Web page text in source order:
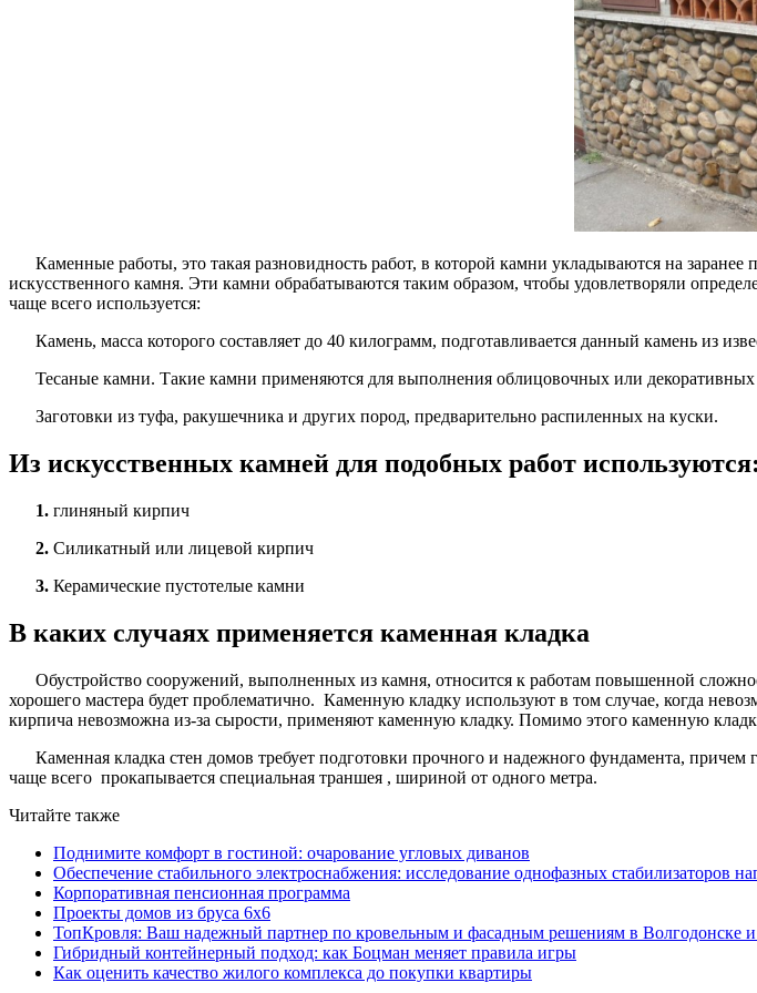
Каменные работы, это такая разновидность работ, в которой камни укладываются на
искусственного камня. Эти камни обрабатываются таким образом, чтобы удовлетворяли
чаще всего используется:
Камень, масса которого составляет до 40 килограмм, подготавливается данный камень из
Тесаные камни. Такие камни применяются для выполнения облицовочных или декоративных
Заготовки из туфа, ракушечника и других пород, предварительно распиленных на куски.
Из искусственных камней для подобных работ используются:
1. глиняный кирпич
2. Силикатный или лицевой кирпич
3. Керамические пустотелые камни
В каких случаях применяется каменная кладка
Обустройство сооружений, выполненных из камня, относится к работам повышенной
хорошего мастера будет проблематично. Каменную кладку используют в том случае, когда
кирпича невозможна из-за сырости, применяют каменную кладку. Помимо этого каменную
Каменная кладка стен домов требует подготовки прочного и надежного фундамента,
чаще всего прокапывается специальная траншея , шириной от одного метра.
Читайте также
Поднимите комфорт в гостиной: очарование угловых диванов
Обеспечение стабильного электроснабжения: исследование однофазных стабилизаторов
Корпоративная пенсионная программа
Проекты домов из бруса 6х6
ТопКровля: Ваш надежный партнер по кровельным и фасадным решениям в Волгодонске
Гибридный контейнерный подход: как Боцман меняет правила игры
Как оценить качество жилого комплекса до покупки квартиры